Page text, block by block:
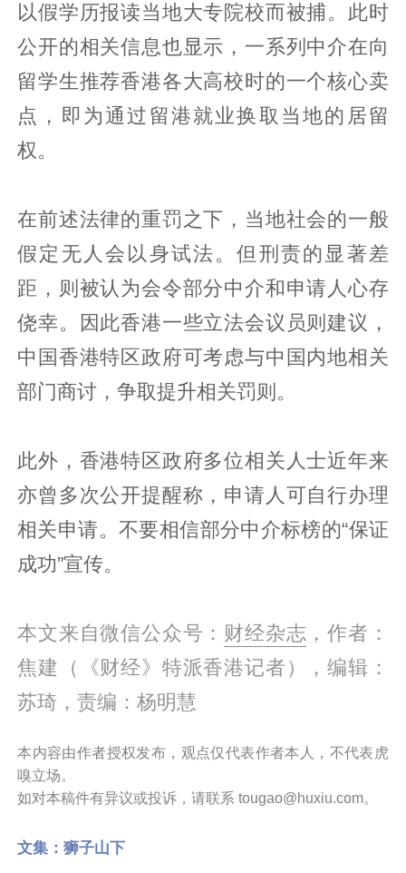
以假学历报读当地大专院校而被捕。此时
公开的相关信息也显示，一系列中介在向
留学生推荐香港各大高校时的一个核心卖
点，即为通过留港就业换取当地的居留
权。
在前述法律的重罚之下，当地社会的一般
假定无人会以身试法。但刑责的显著差
距，则被认为会令部分中介和申请人心存
侥幸。因此香港一些立法会议员则建议，
中国香港特区政府可考虑与中国内地相关
部门商讨，争取提升相关罚则。
此外，香港特区政府多位相关人士近年来
亦曾多次公开提醒称，申请人可自行办理
相关申请。不要相信部分中介标榜的“保证
成功”宣传。
本文来自微信公众号： 财经杂志 ，作者：
焦建（《财经》特派香港记者），编辑：
苏琦，责编：杨明慧
本内容由作者授权发布，观点仅代表作者本人，不代表虎
嗅立场。
如对本稿件有异议或投诉，请联系 tougao@huxiu.com。
文集：狮子山下